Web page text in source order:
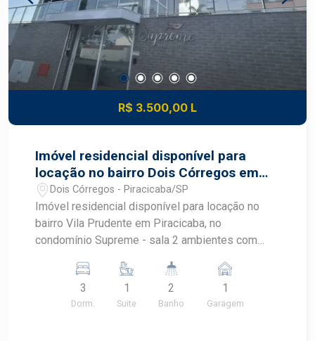
R$ 3.500,00 L
Imóvel residencial disponível para
locação no bairro Dois Córregos em
Piracicaba - SP
Dois Córregos - Piracicaba/SP
Imóvel residencial disponível para locação no
bairro Vila Prudente em Piracicaba, no
condomínio Supreme - sala 2 ambientes com
armários - área de serviço com armários -
banheiro social - 3 quartos com armários, sendo
1 suite Obs.: apartamento possui preparação para
3
Dorm.
1
Suite
2
Banho
1
Garagem